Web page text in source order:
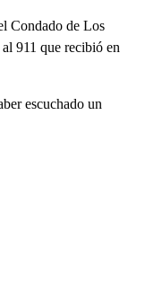
Condado de Los
911 que recibió en
escuchado un